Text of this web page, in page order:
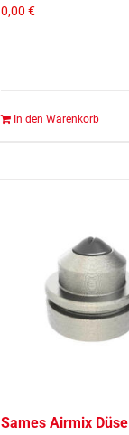
0,00 €
In den Warenkorb
Sames Airmix Düse